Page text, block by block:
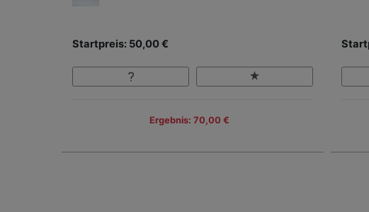
Startpreis: 50,00 €
Ergebnis: 70,00 €